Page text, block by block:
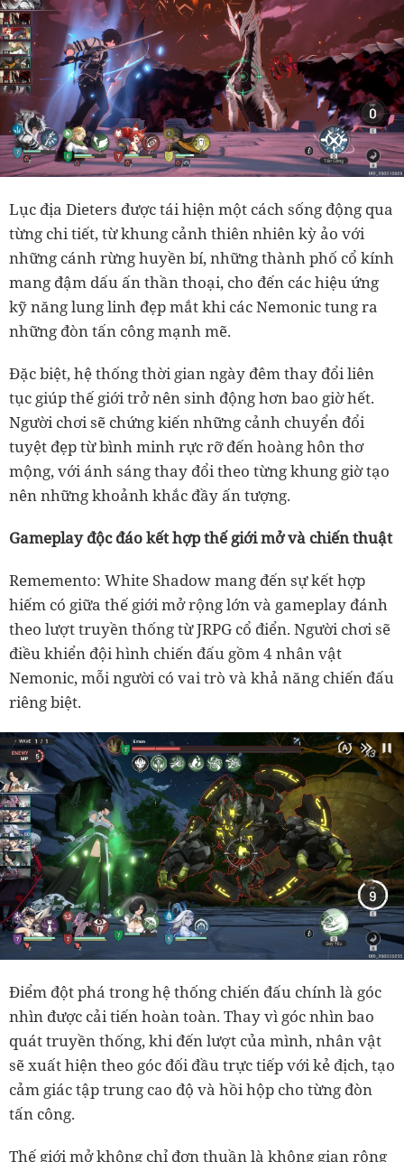
Lục địa Dieters được tái hiện một cách sống động qua
từng chi tiết, từ khung cảnh thiên nhiên kỳ ảo với
những cánh rừng huyền bí, những thành phố cổ kính
mang đậm dấu ấn thần thoại, cho đến các hiệu ứng
kỹ năng lung linh đẹp mắt khi các Nemonic tung ra
những đòn tấn công mạnh mẽ.
Đặc biệt, hệ thống thời gian ngày đêm thay đổi liên
tục giúp thế giới trở nên sinh động hơn bao giờ hết.
Người chơi sẽ chứng kiến những cảnh chuyển đổi
tuyệt đẹp từ bình minh rực rỡ đến hoàng hôn thơ
mộng, với ánh sáng thay đổi theo từng khung giờ tạo
nên những khoảnh khắc đầy ấn tượng.
Gameplay độc đáo kết hợp thế giới mở và chiến thuật
Rememento: White Shadow mang đến sự kết hợp
hiếm có giữa thế giới mở rộng lớn và gameplay đánh
theo lượt truyền thống từ JRPG cổ điển. Người chơi sẽ
điều khiển đội hình chiến đấu gồm 4 nhân vật
Nemonic, mỗi người có vai trò và khả năng chiến đấu
riêng biệt.
Điểm đột phá trong hệ thống chiến đấu chính là góc
nhìn được cải tiến hoàn toàn. Thay vì góc nhìn bao
quát truyền thống, khi đến lượt của mình, nhân vật
sẽ xuất hiện theo góc đối đầu trực tiếp với kẻ địch, tạo
cảm giác tập trung cao độ và hồi hộp cho từng đòn
tấn công.
Thế giới mở không chỉ đơn thuần là không gian rộng